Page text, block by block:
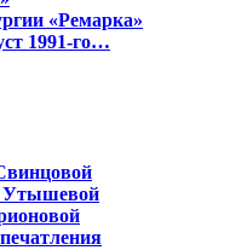
«Ремарка»
1991-го…
Утышевой